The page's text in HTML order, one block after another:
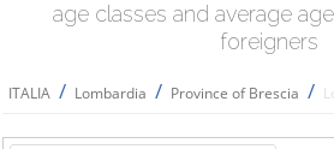
age classes and average
foreigners
ITALIA / Lombardia / Province of Brescia /